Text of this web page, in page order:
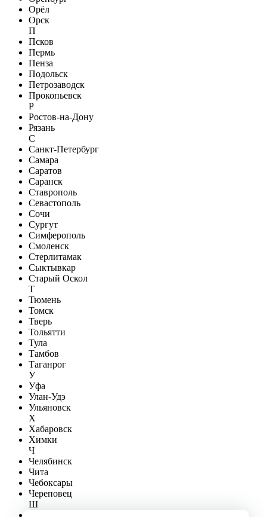
Орёл
Орск
П
Псков
Пермь
Пенза
Подольск
Петрозаводск
Прокопьевск
Р
Ростов-на-Дону
Рязань
С
Санкт-Петербург
Самара
Саратов
Саранск
Ставрополь
Севастополь
Сочи
Сургут
Симферополь
Смоленск
Стерлитамак
Сыктывкар
Старый Оскол
Т
Тюмень
Томск
Тверь
Тольятти
Тула
Тамбов
Таганрог
У
Уфа
Улан-Удэ
Ульяновск
Х
Хабаровск
Химки
Ч
Челябинск
Чита
Чебоксары
Череповец
Ш